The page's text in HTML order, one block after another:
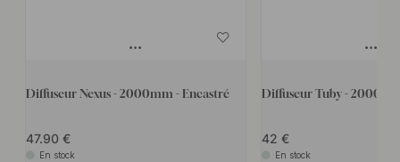
Diffuseur Nexus - 2000mm - Encastré
47.90
En stock
Diffuseur Tuby -
42
En stock